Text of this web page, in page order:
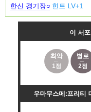
한신 경기장○ 힌트 LV+1
이 서
최악
1점
별로
2점
우마무스메:프리티